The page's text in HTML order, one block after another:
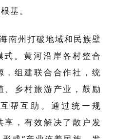
基。
南州打破地域和民族壁
式。黄河沿岸各村整合
，组建联合合作社，统
、乡村旅游产业，鼓励
帮互助。通过统一规
享，有效解决了散户发